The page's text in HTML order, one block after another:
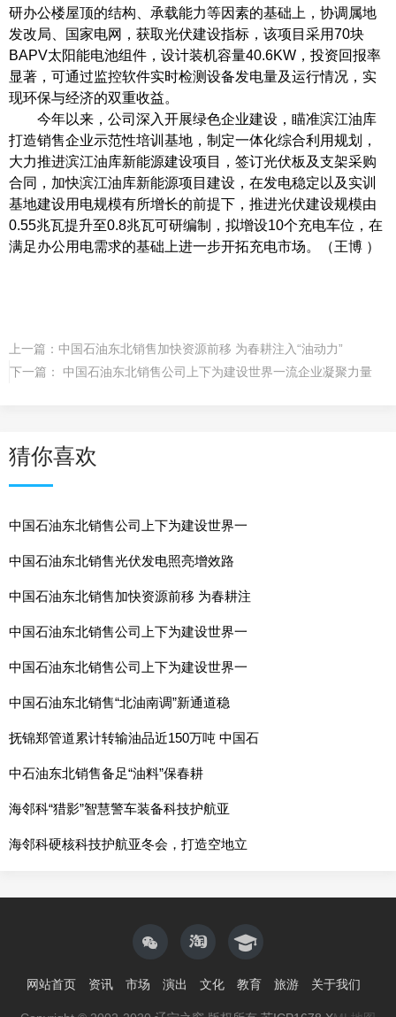
研办公楼屋顶的结构、承载能力等因素的基础上，协调属地
发改局、国家电网，获取光伏建设指标，该项目采用70块
BAPV太阳能电池组件，设计装机容量40.6KW，投资回报率
显著，可通过监控软件实时检测设备发电量及运行情况，实
现环保与经济的双重收益。
今年以来，公司深入开展绿色企业建设，瞄准滨江油库
打造销售企业示范性培训基地，制定一体化综合利用规划，
大力推进滨江油库新能源建设项目，签订光伏板及支架采购
合同，加快滨江油库新能源项目建设，在发电稳定以及实训
基地建设用电规模有所增长的前提下，推进光伏建设规模由
0.55兆瓦提升至0.8兆瓦可研编制，拟增设10个充电车位，在
满足办公用电需求的基础上进一步开拓充电市场。（王博 ）
上一篇： 中国石油东北销售加快资源前移 为春耕注入“油动力”
下一篇：
中国石油东北销售公司上下为建设世界一流企业凝聚力量
猜你喜欢
中国石油东北销售公司上下为建设世界一
中国石油东北销售光伏发电照亮增效路
中国石油东北销售加快资源前移 为春耕注
中国石油东北销售公司上下为建设世界一
中国石油东北销售公司上下为建设世界一
中国石油东北销售“北油南调”新通道稳
抚锦郑管道累计转输油品近150万吨 中国石
中石油东北销售备足“油料”保春耕
海邻科“猎影”智慧警车装备科技护航亚
海邻科硬核科技护航亚冬会，打造空地立
网站首页 资讯 市场 演出 文化 教育 旅游 关于我们